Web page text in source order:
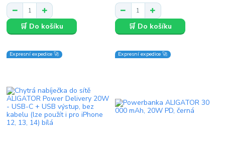
🛒 Do košíku 🛒 Do košíku
Expresní expedice 🚀 Expresní expedice 🚀